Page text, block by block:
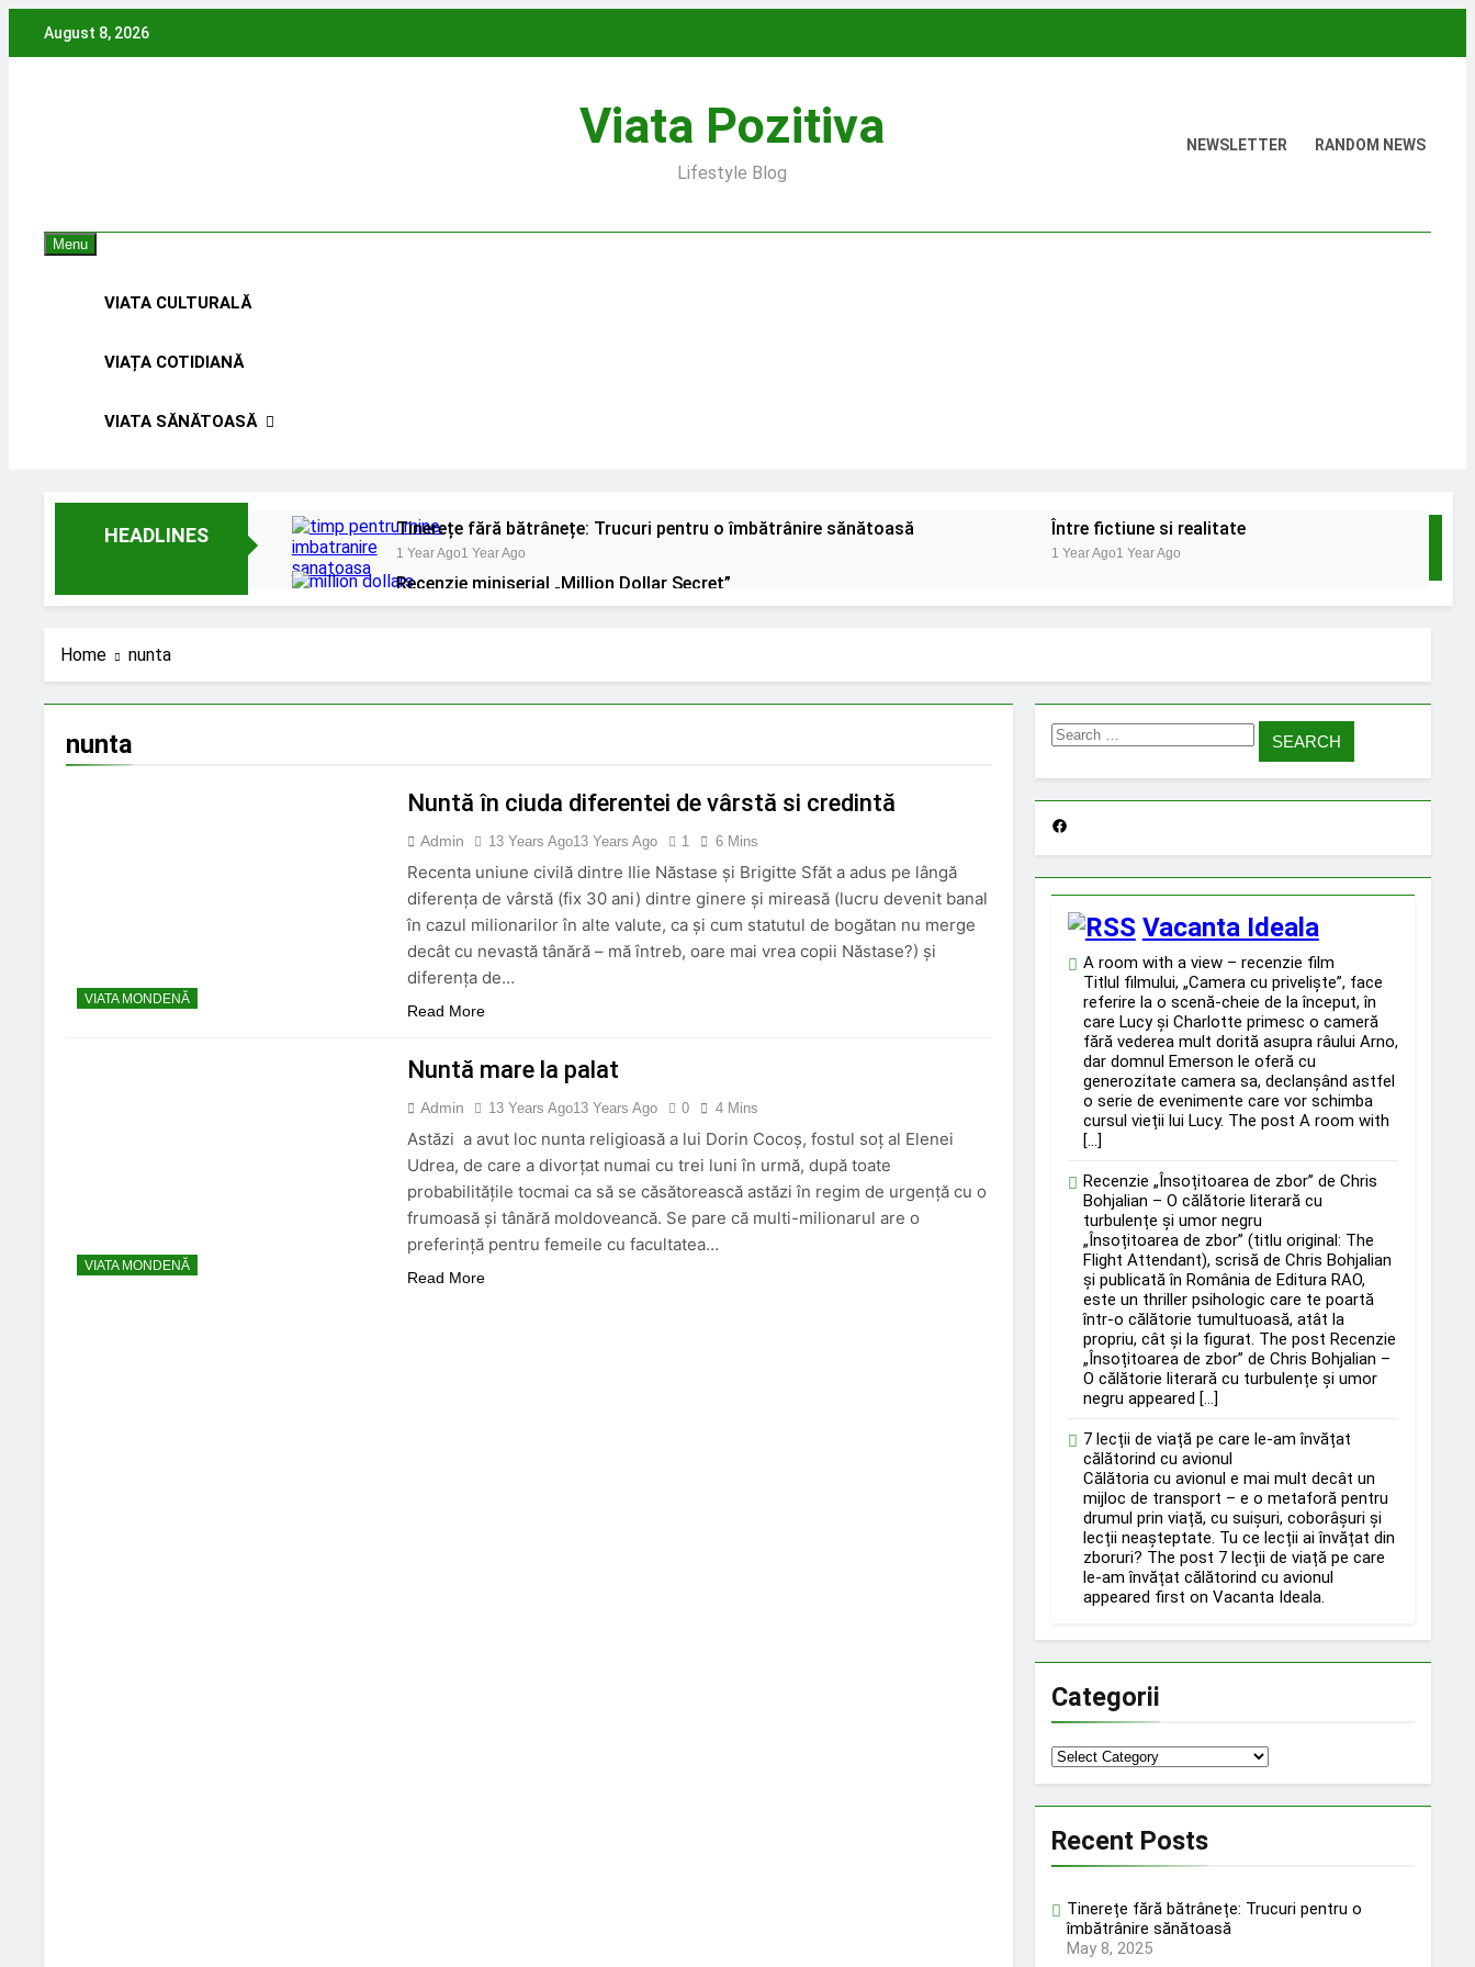
content
August 8, 2026
Viata Pozitiva
Lifestyle Blog
NEWSLETTER RANDOM NEWS
Menu
VIATA CULTURALĂ
VIAȚA COTIDIANĂ
VIATA SĂNĂTOASĂ
HEADLINES Tinerețe fără bătrânețe: Trucuri pentru o îmbătrânire sănătoasă
1 Year Ago1 Year Ago
Între fictiune si realitate
1 Year Ago1 Year Ago
Recenzie miniserial „Million Dollar Secret”
1 Year Ago1 Year Ago
Home nunta
nunta
VIATA MONDENĂ
Nuntă în ciuda diferentei de vârstă si credintă
Admin 13 Years Ago13 Years Ago 1 6 Mins
Recenta uniune civilă dintre Ilie Năstase și Brigitte Sfăt a adus pe lângă
diferența de vârstă (fix 30 ani) dintre ginere și mireasă (lucru devenit banal
în cazul milionarilor în alte valute, ca și cum statutul de bogătan nu merge
decât cu nevastă tânără – mă întreb, oare mai vrea copii Năstase?) și
diferența de…
Read More
VIATA MONDENĂ
Nuntă mare la palat
Admin 13 Years Ago13 Years Ago 0 4 Mins
Astăzi a avut loc nunta religioasă a lui Dorin Cocoș, fostul soț al Elenei
Udrea, de care a divorțat numai cu trei luni în urmă, după toate
probabilitățile tocmai ca să se căsătorească astăzi în regim de urgență cu o
frumoasă și tânără moldoveancă. Se pare că multi-milionarul are o
preferință pentru femeile cu facultatea…
Read More
Search
Facebook
Vacanta Ideala
A room with a view – recenzie film
Titlul filmului, „Camera cu priveliște”, face
referire la o scenă-cheie de la început, în
care Lucy și Charlotte primesc o cameră
fără vederea mult dorită asupra râului Arno,
dar domnul Emerson le oferă cu
generozitate camera sa, declanșând astfel
o serie de evenimente care vor schimba
cursul vieții lui Lucy. The post A room with
[…]
Recenzie „Însoțitoarea de zbor” de Chris
Bohjalian – O călătorie literară cu
turbulențe și umor negru
„Însoțitoarea de zbor” (titlu original: The
Flight Attendant), scrisă de Chris Bohjalian
și publicată în România de Editura RAO,
este un thriller psihologic care te poartă
într-o călătorie tumultuoasă, atât la
propriu, cât și la figurat. The post Recenzie
„Însoțitoarea de zbor” de Chris Bohjalian –
O călătorie literară cu turbulențe și umor
negru appeared […]
7 lecții de viață pe care le-am învățat
călătorind cu avionul
Călătoria cu avionul e mai mult decât un
mijloc de transport – e o metaforă pentru
drumul prin viață, cu suișuri, coborâșuri și
lecții neașteptate. Tu ce lecții ai învățat din
zboruri? The post 7 lecții de viață pe care
le-am învățat călătorind cu avionul
appeared first on Vacanta Ideala.
Categorii
Categorii
Recent Posts
Tinerețe fără bătrânețe: Trucuri pentru o
îmbătrânire sănătoasă
May 8, 2025